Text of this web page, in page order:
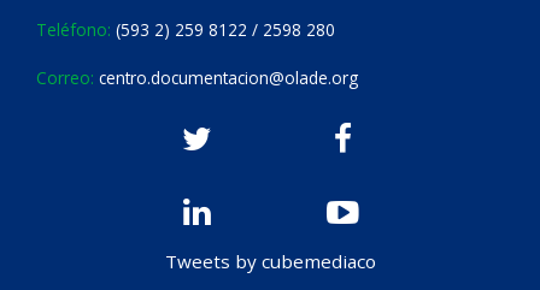
Teléfono: (593 2) 259 8122 / 2598 280
Correo: centro.documentacion@olade.org
Tweets by cubemediaco